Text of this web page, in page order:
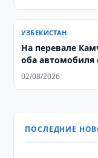
УЗБЕКИСТАН
На перевале
оба автомобиля
02/08/2026
ПОСЛЕДНИЕ